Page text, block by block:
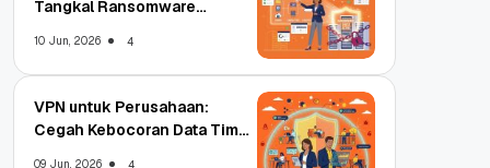
Tangkal Ransomware
10 Jun, 2026 4
VPN untuk Perusahaan:
Cegah Kebocoran Data Tim
09 Jun, 2026